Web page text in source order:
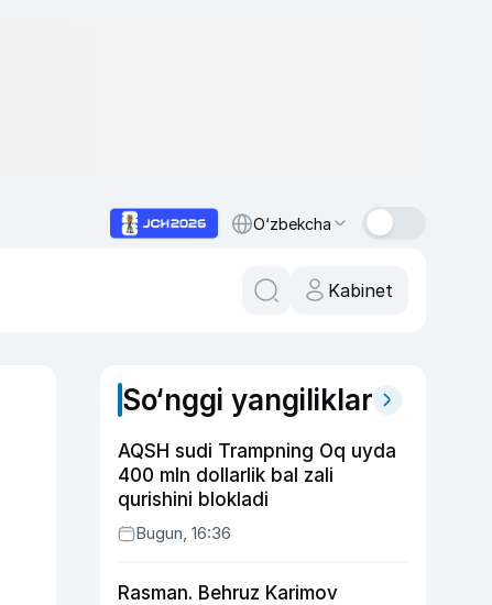
O‘zbekcha
Kabinet
So‘nggi yangiliklar
AQSH sudi Trampning Oq uyda
400 mln dollarlik bal zali
qurishini blokladi
Bugun, 16:36
Rasman. Behruz Karimov